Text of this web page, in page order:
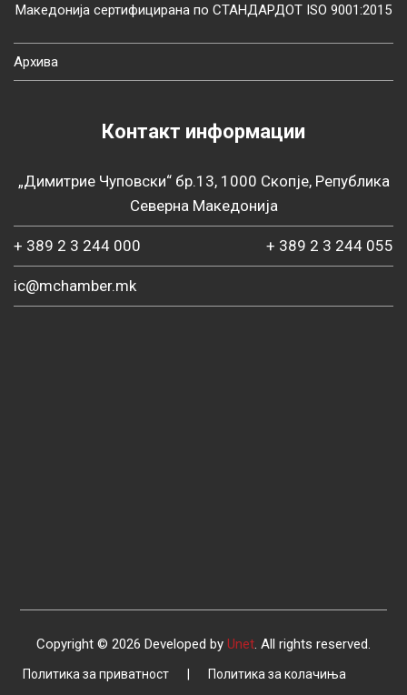
Македонија сертифицирана по СТАНДАРДОТ ISO 9001:2015
Архива
Контакт информации
„Димитрие Чуповски“ бр.13, 1000 Скопје, Република
Северна Македонија
+ 389 2 3 244 000 + 389 2 3 244 055
ic@mchamber.mk
Copyright © 2026 Developed by Unet. All rights reserved.
Политика за приватност Политика за колачиња